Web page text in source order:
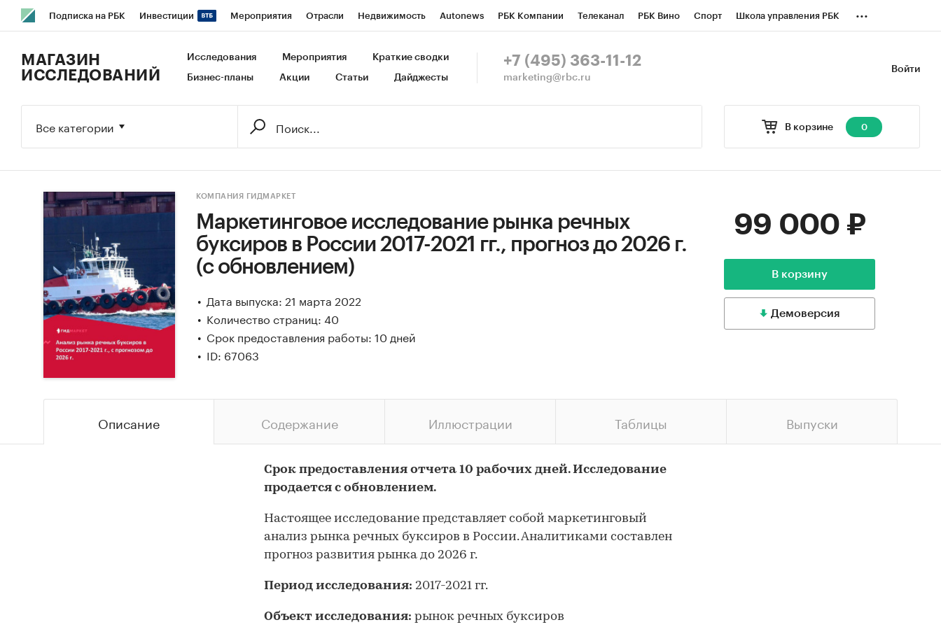
Подписка на РБК Инвестиции Мероприятия Отрасли Недвижимость Autonews РБК Компании Телеканал РБК Вино Спорт Школа управления РБК
Исследования Кредитные рейтинги Франшизы Газета Спецпроекты СПб Конференции СПб Спецпроекты
...
Войти
МАГАЗИН
ИССЛЕДОВАНИЙ
Исследования Мероприятия Краткие сводки
Бизнес-планы Акции Статьи Дайджесты
+7 (495) 363-11-12
marketing@rbc.ru
В корзине 0
Все категории
КОМПАНИЯ ГИДМАРКЕТ
Маркетинговое исследование рынка речных
буксиров в России 2017-2021 гг., прогноз до 2026 г.
(с обновлением)
Дата выпуска: 21 марта 2022
Количество страниц: 40
Срок предоставления работы: 10 дней
ID: 67063
99 000 ₽
В корзину
Демоверсия
Описание Содержание Иллюстрации Таблицы Выпуски
Срок предоставления отчета 10 рабочих дней. Исследование
продается с обновлением.
Настоящее исследование представляет собой маркетинговый
анализ рынка речных буксиров в России. Аналитиками составлен
прогноз развития рынка до 2026 г.
Период исследования: 2017-2021 гг.
Объект исследования: рынок речных буксиров